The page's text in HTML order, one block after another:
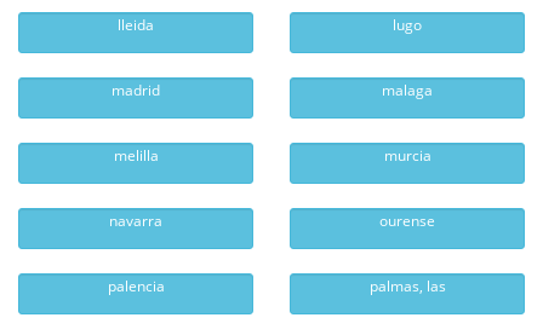
lleida lugo
madrid malaga
melilla murcia
navarra ourense
palencia palmas, las